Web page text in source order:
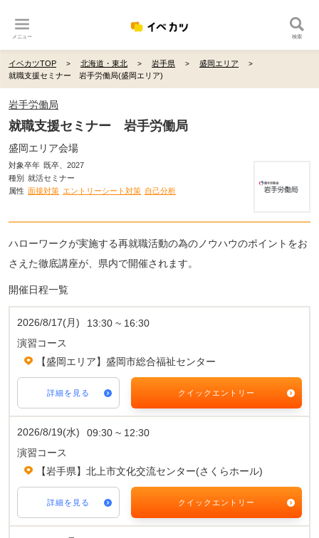
メニュー 検索
イベカツTOP 北海道・東北 岩手県
盛岡エリア
就職支援セミナー 岩手労働局(盛岡エリア)
岩手労働局
就職支援セミナー 岩手労働局
盛岡エリア会場
対象卒年 既卒、2027
種別 就活セミナー
属性 面接対策 エントリーシート対策 自己分析
ハローワークが実施する再就職活動の為のノウハウのポイントをお
さえた徹底講座が、県内で開催されます。
開催日程一覧
2026/8/17(月)
13:30 ~ 16:30
演習コース
【盛岡エリア】盛岡市総合福祉センター
詳細を見る クイックエントリー
2026/8/19(水)
09:30 ~ 12:30
演習コース
【岩手県】北上市文化交流センター(さくらホール)
詳細を見る クイックエントリー